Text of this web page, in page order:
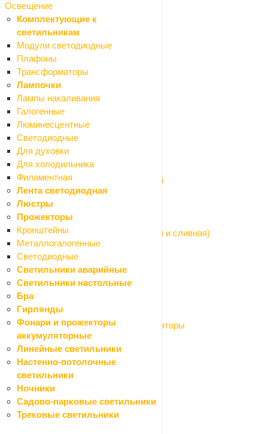
Освещение
Комплектующие к
светильникам
Модули светодиодные
Плафоны
Трансформаторы
Лампочки
Лампы накаливания
Галогенные
Люминесцентные
Светодиодные
Для духовки
Для холодильника
Филаментная
Лента светодиодная
Люстры
Прожекторы
Кронштейны
Металлогалогенные
Светодиодные
Светильники аварийные
Светильники настольные
Бра
Гирлянды
Фонари и прожекторы
аккумуляторные
Линейные светильники
Настенно-потолочные
светильники
Ночники
Садово-парковые светильники
Трековые светильники
Назад
Система водяного отопления
Водяной теплый пол
Коллекторы и комплектующие
Насосы циркуляционные
Полотенцесушители
Радиаторы
Шкафы коллекторные
Водонагреватели
Назад
Водонагреватели
Водонагреватели накопительные
Водонагреватели проточные
Комплектующие для водонагревателей
Канализационные трубы и фитинги
Назад
Канализационные трубы и фитинги
Арматура для бачка унитаза (наливная и сливная)
Арматура сливная (сифоны, гофры)
Канализация внутренняя
Канализация наружная
Насосы системы водоснабжения
Назад
Насосы системы водоснабжения
Баки расширительные и гидроаккумуляторы
Насосы поверхностные
Насосы погружные
Герметизация труб
Камины, печи, аксессуары
Краски и декор
Назад
Краски и декор